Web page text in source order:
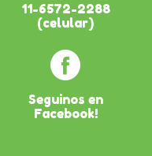
11-6572-2288
(celular)
Seguinos en
Facebook!